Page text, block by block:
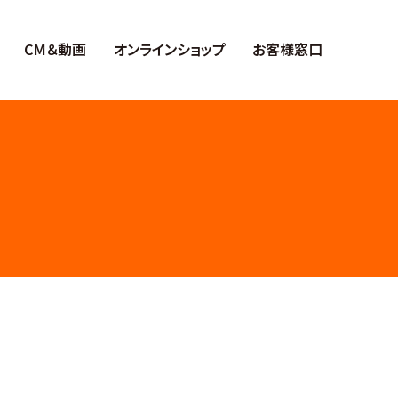
CM＆動画 オンラインショップ お客様窓口